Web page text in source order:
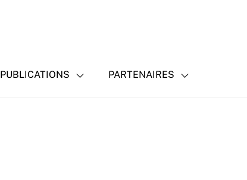
PUBLICATIONS PARTENAIRES